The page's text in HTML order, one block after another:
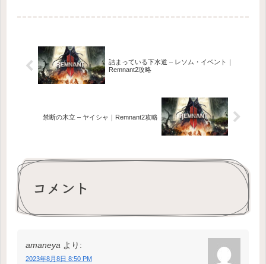
詰まっている下水道 – レソム・イベント｜
Remnant2攻略
禁断の木立 – ヤイシャ｜Remnant2攻略
コメント
amaneya より:
2023年8月8日 8:50 PM